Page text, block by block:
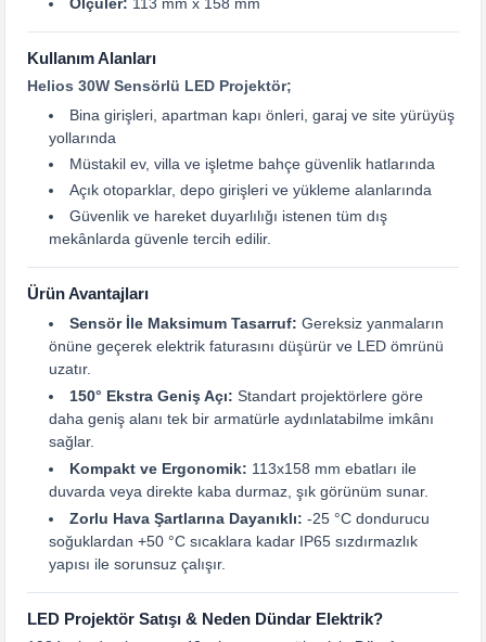
Ölçüler: 113 mm x 158 mm
Kullanım Alanları
Helios 30W Sensörlü LED Projektör;
Bina girişleri, apartman kapı önleri, garaj ve site yürüyüş
yollarında
Müstakil ev, villa ve işletme bahçe güvenlik hatlarında
Açık otoparklar, depo girişleri ve yükleme alanlarında
Güvenlik ve hareket duyarlılığı istenen tüm dış
mekânlarda güvenle tercih edilir.
Ürün Avantajları
Sensör İle Maksimum Tasarruf: Gereksiz yanmaların
önüne geçerek elektrik faturasını düşürür ve LED ömrünü
uzatır.
150° Ekstra Geniş Açı: Standart projektörlere göre
daha geniş alanı tek bir armatürle aydınlatabilme imkânı
sağlar.
Kompakt ve Ergonomik: 113x158 mm ebatları ile
duvarda veya direkte kaba durmaz, şık görünüm sunar.
Zorlu Hava Şartlarına Dayanıklı: -25 °C dondurucu
soğuklardan +50 °C sıcaklara kadar IP65 sızdırmazlık
yapısı ile sorunsuz çalışır.
LED Projektör Satışı & Neden Dündar Elektrik?